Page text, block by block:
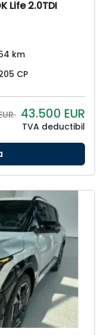
Life 2.0TDI
km
CP
43.500 EUR
TVA deductibil